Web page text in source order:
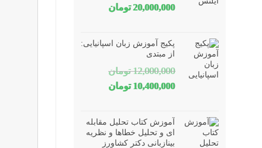
20,000,000 تومان
پکیج آموزش زبان اسپانیایی:
از مبتدی
12,000,000 تومان
قیمت
بود.
10,400,000 تومان
است.
آموزش کتاب تحلیل مقابله
ای و تحلیل خطاها و نظریه
بینازبانی دکتر کشاورز